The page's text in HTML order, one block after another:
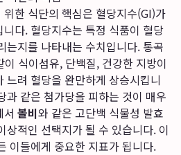
한 식단의 핵심은 혈당지수(GI)가
다. 혈당지수는 특정 식품이 혈당
는지를 나타내는 수치입니다. 통곡
식이섬유, 단백질, 건강한 지방이
느려 혈당을 완만하게 상승시킵니
과 같은 첨가당을 피하는 것이 매우
서 볼비와 같은 고단백 식물성 발효
상적인 선택지가 될 수 있습니다. 이
이들에게 중요한 지표가 됩니다.